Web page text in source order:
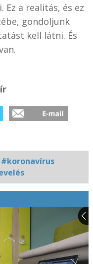
Ez a realitás, és ez
gondoljunk
kell látni. És
#koronavírus